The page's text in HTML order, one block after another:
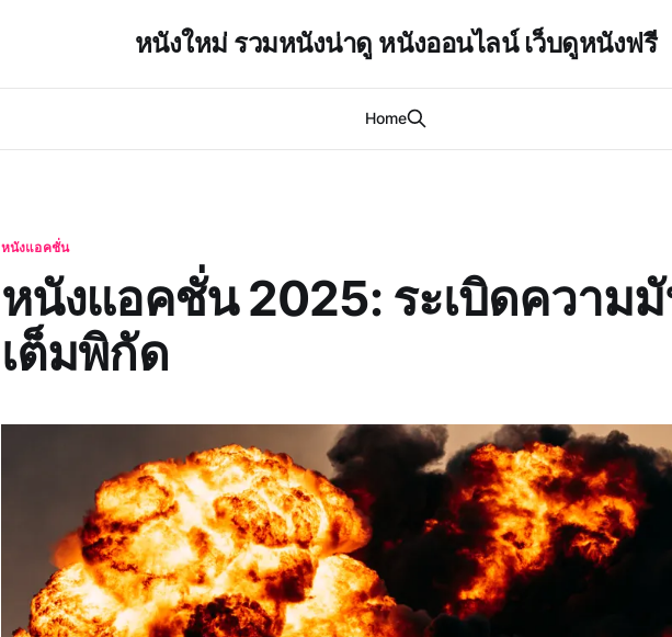
หนังใหม่ รวมหนังน่าดู หนังออนไลน์ เว็บดูหนังฟรี
Home
หนังแอคชั่น
หนังแอคชั่น 2025: ระเบิดความ
เต็มพิกัด